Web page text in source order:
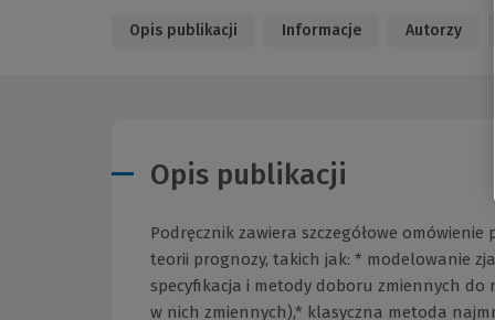
Opis publikacji Informacje Autorzy
Opis publikacji
Podręcznik zawiera szczegółowe
teorii prognozy, takich jak: * modelowanie
specyfikacja i metody doboru zmiennych
w nich zmiennych),* klasyczna metoda